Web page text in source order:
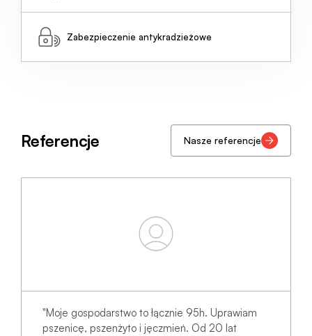
Zabezpieczenie antykradzieżowe
Referencje Nasze referencje
"Moje gospodarstwo to łącznie 95h. Uprawiam
pszenicę, pszenżyto i jęczmień. Od 20 lat